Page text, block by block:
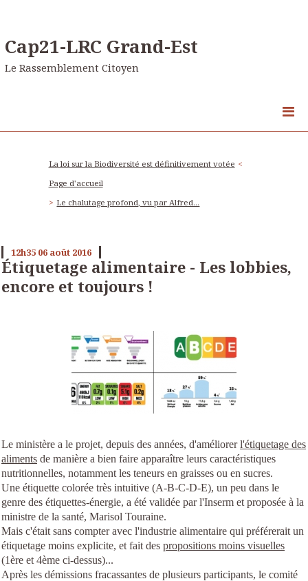
Cap21-LRC Grand-Est
Le Rassemblement Citoyen
La loi sur la Biodiversité est définitivement votée
Page d'accueil
Le chalutage profond, vu par Alfred...
12h35 06 août 2016
Étiquetage alimentaire - Les lobbies,
encore et toujours !
Le ministère a le projet, depuis des années, d'améliorerl'étiquetage des
aliments de manière a bien faire apparaître leurs caractéristiques
nutritionnelles, notamment les teneurs en graisses ou en sucres.
Une étiquette colorée très intuitive (A-B-C-D-E), un peu dans le
genre des étiquettes-énergie, a été validée par l'Inserm et proposée à la
ministre de la santé, Marisol Touraine.
Mais c'était sans compter avec l'industrie alimentaire qui préférerait un
étiquetage moins explicite, et fait des propositions moins visuelles
(1ère et 4ème ci-dessus)...
Après les démissions fracassantes de plusieurs participants, le comité